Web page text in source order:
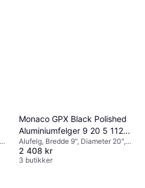
Monaco GPX Black Polished
Aluminiumfelger 9 20 5 112
ET40 B57.1
Alufelg, Bredde 9", Diameter 20",
Svart
2 408 kr
3 butikker